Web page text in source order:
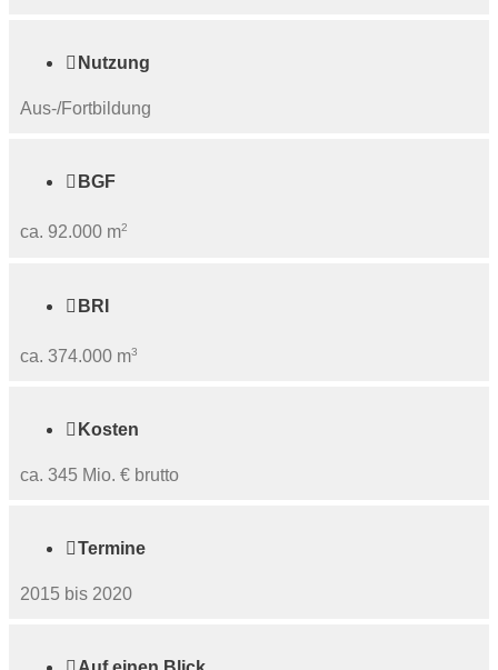
 Nutzung
Aus-/Fortbildung
 BGF
ca. 92.000 m2
 BRI
ca. 374.000 m3
 Kosten
ca. 345 Mio. € brutto
Termine
2015 bis 2020